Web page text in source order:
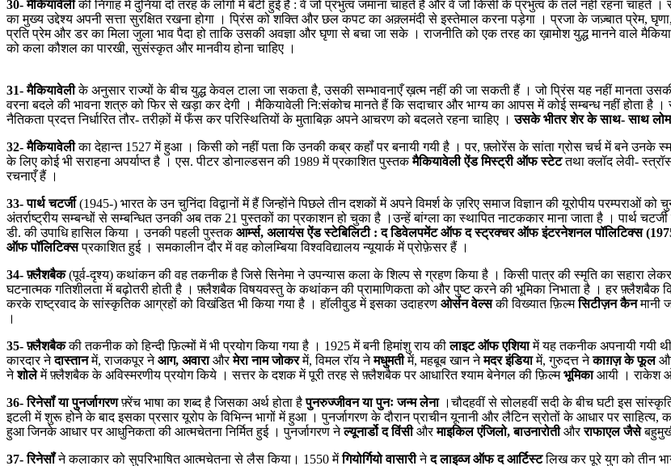
30- मैकियावेलीकी निगाह में दुनिया दो तरह के लोगों में बँटी हुई है : वे जो प्रभुत्व जमाना चाहते हैं और वे जो किसी के प्रभुत्व के तले नहीं रहना चाहते
का मुख्य उद्देश्य अपनी सत्ता सुरक्षित रखना होगा । प्रिंस को शक्ति और छल कपट का अक़्लमंदी से इस्तेमाल करना पड़ेगा । प्रजा के जज़्बात प्रेम,
प्रति प्रेम और डर का मिला जुला भाव पैदा हो ताकि उसकी अवज्ञा और घृणा से बचा जा सके । राजनीति को एक तरह का ख़ामोश युद्ध मानने वाले
को कला कौशल का पारखी, सुसंस्कृत और मानवीय होना चाहिए ।
31- मैकियावेलीके अनुसार राज्यों के बीच युद्ध केवल टाला जा सकता है, उसकी सम्भावनाएँ ख़त्म नहीं की जा सकती हैं । जो प्रिंस यह नहीं मानता
वरना बदले की भावना शत्रु को फिर से खड़ा कर देगी । मैकियावेली नि:संकोच मानते हैं कि सदाचार और भाग्य का आपस में कोई सम्बन्ध नहीं होता है
नैतिकता प्रदत्त निर्धारित तौर- तरीक़ों में फँस कर परिस्थितियों के मुताबिक़ अपने आचरण को बदलते रहना चाहिए ।उसके भीतर शेर के साथ- साथ
32- मैकियावेलीका देहान्त 1527 में हुआ । किसी को नहीं पता कि उनकी कब्र कहॉं पर बनायी गयी है । पर, फ़्लोरेंस के सांता ग्रोस चर्च में बने उनके
के लिए कोई भी सराहना अपर्याप्त है । एस. पीटर डोनाल्डसन की 1989 में प्रकाशित पुस्तकमैकियावेली ऐंड मिस्ट्री ऑफ स्टेटतथा क्लॉद लेवी-
रचनाएँ हैं ।
33- पार्थ चटर्जी(1945-) भारत के उन चुनिंदा विद्वानों में हैं जिन्होंने पिछले तीन दशकों में अपने विमर्श के ज़रिए समाज विज्ञान की यूरोपीय परम्पराओं
अंतर्राष्ट्रीय सम्बन्धों से सम्बन्धित उनकी अब तक 21 पुस्तकों का प्रकाशन हो चुका है ।उन्हें बांग्ला का स्थापित नाटककार माना जाता है । पार्थ
डी. की उपाधि हासिल किया । उनकी पहली पुस्तकआर्म्स, अलायंस ऐंड स्टेबिलिटी : द डिवेलपमेंट ऑफ द स्ट्रक्चर ऑफ इंटरनेशनल पॉलिटिक्स
ऑफ पॉलिटिक्सप्रकाशित हुई । समकालीन दौर में वह कोलम्बिया विश्वविद्यालय न्यूयार्क में प्रोफ़ेसर हैं ।
34- फ़्लैशबैक(पूर्व-दृश्य) कथांकन की वह तकनीक है जिसे सिनेमा ने उपन्यास कला के शिल्प से ग्रहण किया है । किसी पात्र की स्मृति का सहारा
घटनात्मक गतिशीलता में बढ़ोतरी होती है । फ़्लैशबैक विषयवस्तु के कथांकन की प्रामाणिकता को और पुष्ट करने की भूमिका निभाता है । हर
करके राष्ट्रवाद के सांस्कृतिक आग्रहों को विखंडित भी किया गया है । हॉलीवुड में इसका उदाहरण ओर्सन वेल्सकी विख्यात फ़िल्मसिटीज़न कैनमानी
।
35- फ़्लैशबैककी तकनीक को हिन्दी फ़िल्मों में भी प्रयोग किया गया है । 1925 में बनी हिमांशु राय कीलाइट ऑफ एशियामें यह तकनीक अपनायी गयी
कारदार नेदास्तानमें, राजकपूर नेआग, अवाराऔरमेरा नाम जोकरमें, विमल रॉय नेमधुमतीमें, महबूब खान नेमदर इंडियामें, गुरुदत्त नेकाग़ज़ के फूल
नेशोलेमें फ़्लैशबैक के अविस्मरणीय प्रयोग किये । सत्तर के दशक में पूरी तरह से फ़्लैशबैक पर आधारित श्याम बेनेगल की फ़िल्मभूमिकाआयी । राकेश
36- रिनेसॉं या पुनर्जागरणफ़्रेंच भाषा का शब्द है जिसका अर्थ होता हैपुनरुज्जीवन या पुनः जन्म लेना ।चौदहवीं से सोलहवीं सदी के बीच घटी इस
इटली में शुरू होने के बाद इसका प्रसार यूरोप के विभिन्न भागों में हुआ । पुनर्जागरण के दौरान प्राचीन यूनानी और लैटिन स्रोतों के आधार पर साहित्य,
हुआ जिनके आधार पर आधुनिकता की आत्मचेतना निर्मित हुई । पुनर्जागरण नेल्यूनार्डो द विंसीऔरमाइकिल एंजिलो, बाउनारोतीऔरराफाएल जैसे
37- रिनेसॉंने कलाकार को सुपरिभाषित आत्मचेतना से लैस किया। 1550 मेंगियोर्गियो वासारीनेद लाइव्ज ऑफ द आर्टिस्टलिख कर पूरे युग को तीन